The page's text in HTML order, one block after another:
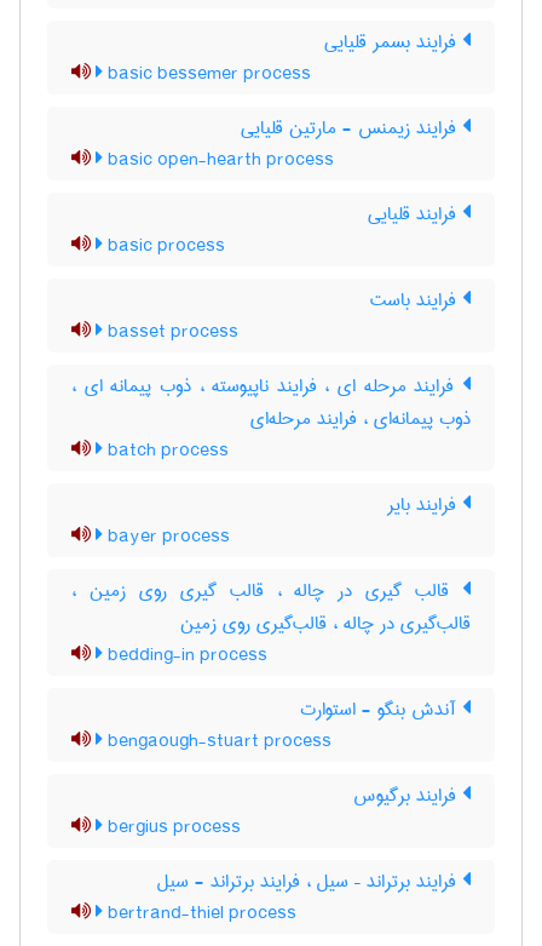
فرایند بسمر قلیایی
basic bessemer process
فرایند زیمنس - مارتین قلیایی
basic open-hearth process
فرایند قلیایی
basic process
فرایند باست
basset process
فرایند مرحله ای ، فرایند ناپیوسته ، ذوب پیمانه ای ،
ذوب پیمانه‌ای ، فرایند مرحله‌ای
batch process
فرایند بایر
bayer process
قالب گیری در چاله ، قالب گیری روی زمین ،
قالب‌گیری در چاله ، قالب‌گیری روی زمین
bedding-in process
آندش بنگو - استوارت
bengaough-stuart process
فرایند برگیوس
bergius process
فرایند برتراند – سیل ، فرایند برتراند - سیل
bertrand-thiel process